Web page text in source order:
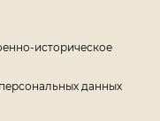
историческое
данных